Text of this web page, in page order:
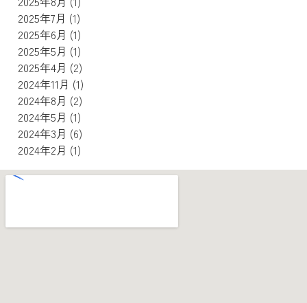
2025年7月 (1)
2025年6月 (1)
2025年5月 (1)
2025年4月 (2)
2024年11月 (1)
2024年8月 (2)
2024年5月 (1)
2024年3月 (6)
2024年2月 (1)